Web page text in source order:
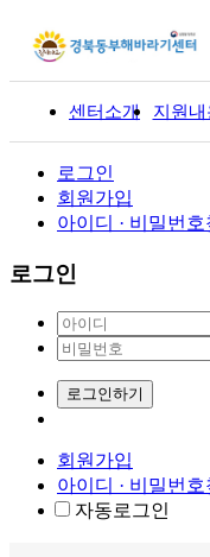
센터소개 지원내
로그인
회원가입
아이디 · 비밀번호
로그인
로그인하기
회원가입
아이디 · 비밀번호
자동로그인